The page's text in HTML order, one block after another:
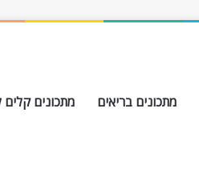
מתכונים בריאים מתכונים